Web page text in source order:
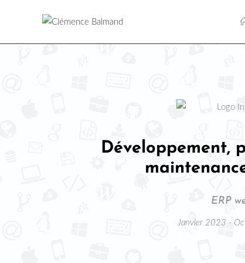
Développement,
ERP
Janvier 2023 -